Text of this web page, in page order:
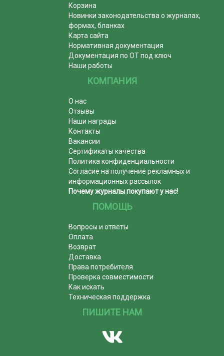
Корзина
Новинки законодательства о журналах,
формах, бланках
Карта сайта
Нормативная документация
Документация по ОТ под ключ
Наши работы
КОМПАНИЯ
О нас
Отзывы
Наши награды
Контакты
Вакансии
Сертификаты качества
Политика конфиденциальности
Согласие на получение рекламных и
информационных рассылок
Почему журналы покупают у нас!
ПОМОЩЬ
Вопросы и ответы
Оплата
Возврат
Доставка
Права потребителя
Проверка совместимости
Как искать
Техническая поддержка
ПИШИТЕ НАМ